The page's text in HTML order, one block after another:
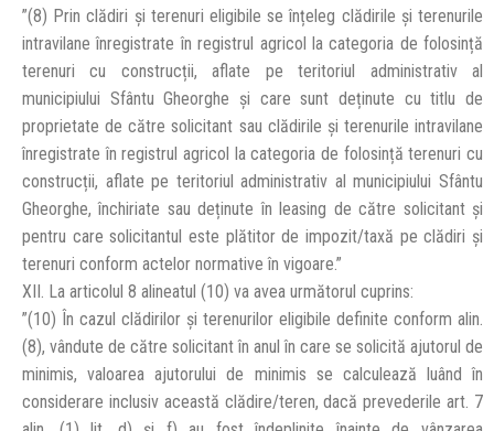
”(8) Prin clădiri și terenuri eligibile se înțeleg clădirile și terenurile
intravilane înregistrate în registrul agricol la categoria de folosință
terenuri cu construcții, aflate pe teritoriul administrativ al
municipiului Sfântu Gheorghe și care sunt deținute cu titlu de
proprietate de către solicitant sau clădirile și terenurile intravilane
înregistrate în registrul agricol la categoria de folosință terenuri cu
construcții, aflate pe teritoriul administrativ al municipiului Sfântu
Gheorghe, închiriate sau deținute în leasing de către solicitant și
pentru care solicitantul este plătitor de impozit/taxă pe clădiri și
terenuri conform actelor normative în vigoare.”
XII. La articolul 8 alineatul (10) va avea următorul cuprins:
”(10) În cazul clădirilor și terenurilor eligibile definite conform alin.
(8), vândute de către solicitant în anul în care se solicită ajutorul de
minimis, valoarea ajutorului de minimis se calculează luând în
considerare inclusiv această clădire/teren, dacă prevederile art. 7